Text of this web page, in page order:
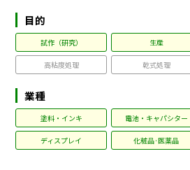
目的
試作（研究） 生産
高粘度処理 乾式処理
業種
塗料・インキ 電池・キャパシター
ディスプレイ 化粧品·医薬品